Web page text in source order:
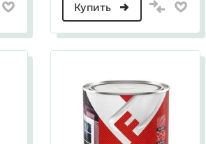
валики
малярные ванночки
для декоративной штукатурки
краскораспылители
пистолеты
ручной инструмент
шпатели
Купить